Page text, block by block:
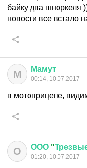
байку два шноркеля
новости все встало
М Мамут
00:14, 10.07.2017
в мотоприцепе,
О ООО "
01:20, 10.07.2017